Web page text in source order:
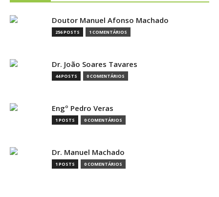
Doutor Manuel Afonso Machado
256 POSTS 1 COMENTÁRIOS
Dr. João Soares Tavares
44 POSTS 0 COMENTÁRIOS
Engº Pedro Veras
1 POSTS 0 COMENTÁRIOS
Dr. Manuel Machado
1 POSTS 0 COMENTÁRIOS